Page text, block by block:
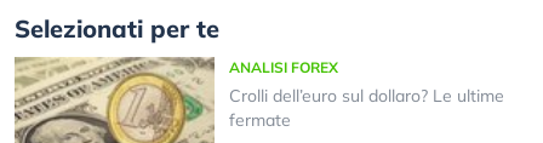
Selezionati per te
ANALISI FOREX
Crolli dell’euro sul dollaro? Le ultime
fermate